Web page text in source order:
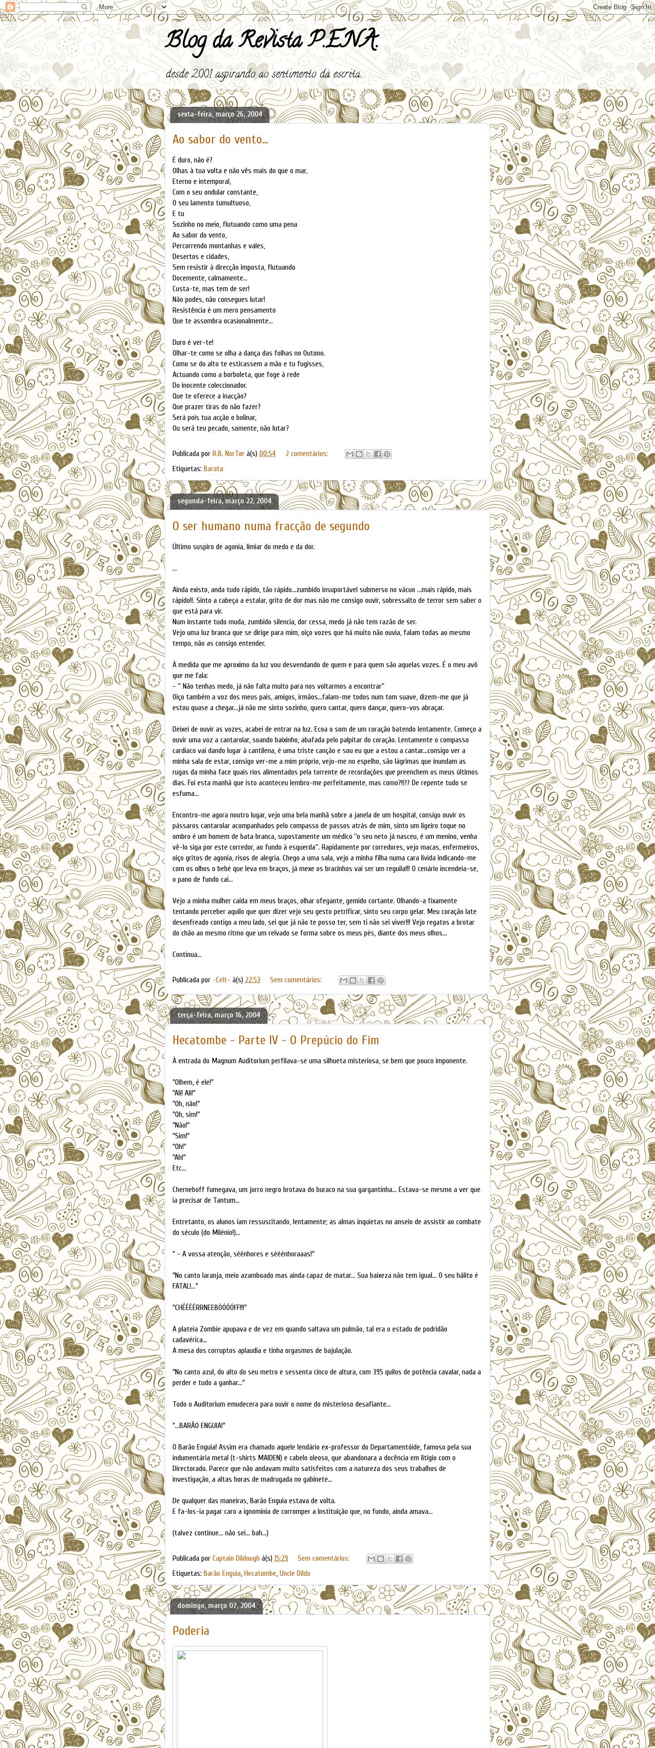
Blog da Revista P.E.N.A.
desde 2001 aspirando ao sentimento da escrita...
sexta-feira, março 26, 2004
Ao sabor do vento...
É duro, não é?
Olhas à tua volta e não vês mais do que o mar,
Eterno e intemporal,
Com o seu ondular constante,
O seu lamento tumultuoso,
E tu
Sozinho no meio, flutuando como uma pena
Ao sabor do vento,
Percorrendo montanhas e vales,
Desertos e cidades,
Sem resistir à direcção imposta, flutuando
Docemente, calmamente...
Custa-te, mas tem de ser!
Não podes, não consegues lutar!
Resistência é um mero pensamento
Que te assombra ocasionalmente...
Duro é ver-te!
Olhar-te como se olha a dança das folhas no Outono.
Como se do alto te esticassem a mão e tu fugisses,
Actuando como a borboleta, que foge à rede
Do inocente coleccionador.
Que te oferece a inacção?
Que prazer tiras do não fazer?
Será pois tua acção o bolinar,
Ou será teu pecado, somente, não lutar?
Publicada por R.B. NorTør à(s) 00:54
2 comentários:
Etiquetas: Barata
segunda-feira, março 22, 2004
O ser humano numa fracção de segundo
Último suspiro de agonia, limiar do medo e da dor.
...
Ainda existo, anda tudo rápido, tão rápido...zumbido insuportável submerso no vácuo ...mais rápido, mais
rápido!!. Sinto a cabeça a estalar, grito de dor mas não me consigo ouvir, sobressalto de terror sem saber o
que está para vir.
Num instante tudo muda, zumbido silencia, dor cessa, medo já não tem razão de ser.
Vejo uma luz branca que se dirige para mim, oiço vozes que há muito não ouvia, falam todas ao mesmo
tempo, não as consigo entender.
À medida que me aproximo da luz vou desvendando de quem e para quem são aquelas vozes. É o meu avô
que me fala:
- ” Não tenhas medo, já não falta muito para nos voltarmos a encontrar”
Oiço também a voz dos meus pais, amigos, irmãos...falam-me todos num tom suave, dizem-me que já
estou quase a chegar...já não me sinto sozinho, quero cantar, quero dançar, quero-vos abraçar.
Deixei de ouvir as vozes, acabei de entrar na luz. Ecoa o som de um coração batendo lentamente. Começo a
ouvir uma voz a cantarolar, soando baixinho, abafada pelo palpitar do coração. Lentamente o compasso
cardíaco vai dando lugar à cantilena, é uma triste canção e sou eu que a estou a cantar...consigo ver a
minha sala de estar, consigo ver-me a mim próprio, vejo-me no espelho, são lágrimas que inundam as
rugas da minha face quais rios alimentados pela torrente de recordações que preenchem os meus últimos
dias. Foi esta manhã que isto aconteceu lembro-me perfeitamente, mas como?!!?? De repente tudo se
esfuma...
Encontro-me agora noutro lugar, vejo uma bela manhã sobre a janela de um hospital, consigo ouvir os
pássaros cantarolar acompanhados pelo compasso de passos atrás de mim, sinto um ligeiro toque no
ombro é um homem de bata branca, supostamente um médico “o seu neto já nasceu, é um menino, venha
vê-lo siga por este corredor, ao fundo à esquerda”. Rapidamente por corredores, vejo macas, enfermeiros,
oiço gritos de agonia, risos de alegria. Chego a uma sala, vejo a minha filha numa cara lívida indicando-me
com os olhos o bebé que leva em braços, já mexe os bracinhos vai ser um reguila!!! O cenário incendeia-se,
o pano de fundo cai...
Vejo a minha mulher caída em meus braços, olhar ofegante, gemido cortante. Olhando-a fixamente
tentando perceber aquilo que quer dizer vejo seu gesto petrificar, sinto seu corpo gelar. Meu coração late
desenfreado contigo a meu lado, sei que já não te posso ter, sem ti não sei viver!!! Vejo regatos a brotar
do chão ao mesmo ritmo que um relvado se forma sobre os meus pés, diante dos meus olhos...
Continua...
Publicada por -Celt- à(s) 22:53 Sem comentários:
terça-feira, março 16, 2004
Hecatombe - Parte IV - O Prepúcio do Fim
À entrada do Magnum Auditorium perfilava-se uma silhueta misteriosa, se bem que pouco imponente.
"Olhem, é ele!"
"Ali! Ali!"
"Oh, não!"
"Oh, sim!"
"Não!"
"Sim!"
"Oh!"
"Ah!"
Etc...
Cherneboff fumegava, um jorro negro brotava do buraco na sua gargantinha... Estava-se mesmo a ver que
ia precisar de Tantum...
Entretanto, os alunos iam ressuscitando, lentamente; as almas inquietas no anseio de assistir ao combate
do século (do Milénio!)...
" - A vossa atenção, séénhores e sééénhoraaas!"
"No canto laranja, meio azamboado mas ainda capaz de matar... Sua baixeza não tem igual... O seu hálito é
FATAL!..."
"CHÉÉÉÉRRNEEBÓÓÓÓFF!!!"
A plateia Zombie apupava e de vez em quando saltava um pulmão, tal era o estado de podridão
cadavérica...
A mesa dos corruptos aplaudia e tinha orgasmos de bajulação.
"No canto azul, do alto do seu metro e sessenta cinco de altura, com 395 quilos de potência cavalar, nada a
perder e tudo a ganhar..."
Todo o Auditorium emudecera para ouvir o nome do misterioso desafiante...
"...BARÃO ENGUIA!"
O Barão Enguia! Assim era chamado aquele lendário ex-professor do Departamentóide, famoso pela sua
indumentária metal (t-shirts MAIDEN) e cabelo oleoso, que abandonara a docência em litígio com o
Directorado. Parece que não andavam muito satisfeitos com a natureza dos seus trabalhos de
investigação, a altas horas de madrugada no gabinete...
De qualquer das maneiras, Barão Enguia estava de volta.
E fa-los-ia pagar caro a ignomínia de corromper a Instituição que, no fundo, ainda amava...
(talvez continue... não sei... bah...)
Publicada por Captain Dildough à(s) 15:29
Sem comentários:
Etiquetas: Barão Enguia Hecatombe Uncle Dildo
domingo, março 07, 2004
Poderia